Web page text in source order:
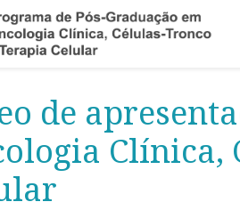
de
Clínica,